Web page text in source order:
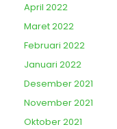
April 2022
Maret 2022
Februari 2022
Januari 2022
Desember 2021
November 2021
Oktober 2021